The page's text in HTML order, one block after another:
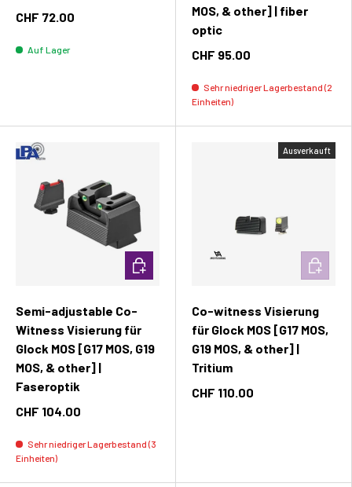
CHF 72.00
Auf Lager
MOS, & other] | fiber
optic
CHF 95.00
Sehr niedriger Lagerbestand (2
Einheiten)
Semi-adjustable Co-
Witness Visierung für
Glock MOS [G17 MOS, G19
MOS, & other] |
Faseroptik
CHF 104.00
Sehr niedriger Lagerbestand (3
Einheiten)
In den Warenkorb
Ausverkauft
Co-witness Visierung
für Glock MOS [G17 MOS,
G19 MOS, & other] |
Tritium
CHF 110.00
In den